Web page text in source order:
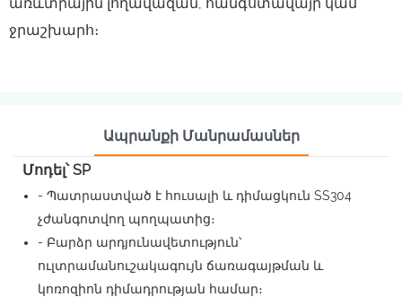
ջրաշխարհ։
Ապրանքի Մանրամասներ
Մոդել՝ SP
- Պատրաստված է հուսալի և դիմացկուն SS304
չժանգոտվող պողպատից։
- Բարձր արդյունավետություն՝
ուլտրամանուշակագույն ճառագայթման և
կոռոզիոն դիմադրության համար։